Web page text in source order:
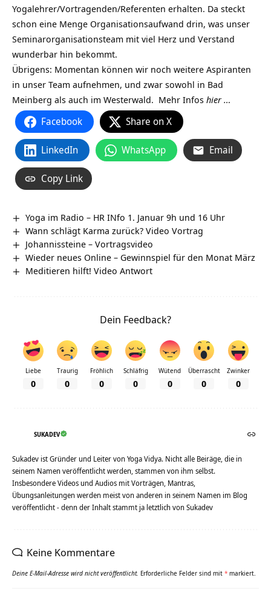
Yogalehrer/Vortragenden/Referenten erhalten. Da steckt
schon eine Menge Organisationsaufwand drin, was unser
Seminarorganisationsteam mit viel Herz und Verstand
wunderbar hin bekommt.
Übrigens: Momentan können wir noch weitere Aspiranten
in unser Team aufnehmen, und zwar sowohl in Bad
Meinberg als auch im Westerwald. Mehr Infos hier …
Facebook Share on X
LinkedIn WhatsApp Email
Copy Link
Yoga im Radio – HR INfo 1. Januar 9h und 16 Uhr
Wann schlägt Karma zurück? Video Vortrag
Johannissteine‏‎ – Vortragsvideo
Wieder neues Online – Gewinnspiel für den Monat März
Meditieren hilft! Video Antwort
Dein Feedback?
Liebe
0
Traurig
0
Fröhlich
0
Schläfrig
0
Wütend
0
Überrascht
0
Zwinker
0
SUKADEV
Sukadev ist Gründer und Leiter von Yoga Vidya. Nicht alle Beiräge, die in
seinem Namen veröffentlicht werden, stammen von ihm selbst.
Insbesondere Videos und Audios mit Vorträgen, Mantras,
Übungsanleitungen werden meist von anderen in seinem Namen im Blog
veröffentlicht - denn der Inhalt stammt ja letztlich von Sukadev
Keine Kommentare
Deine E-Mail-Adresse wird nicht veröffentlicht. Erforderliche Felder sind mit * markiert.